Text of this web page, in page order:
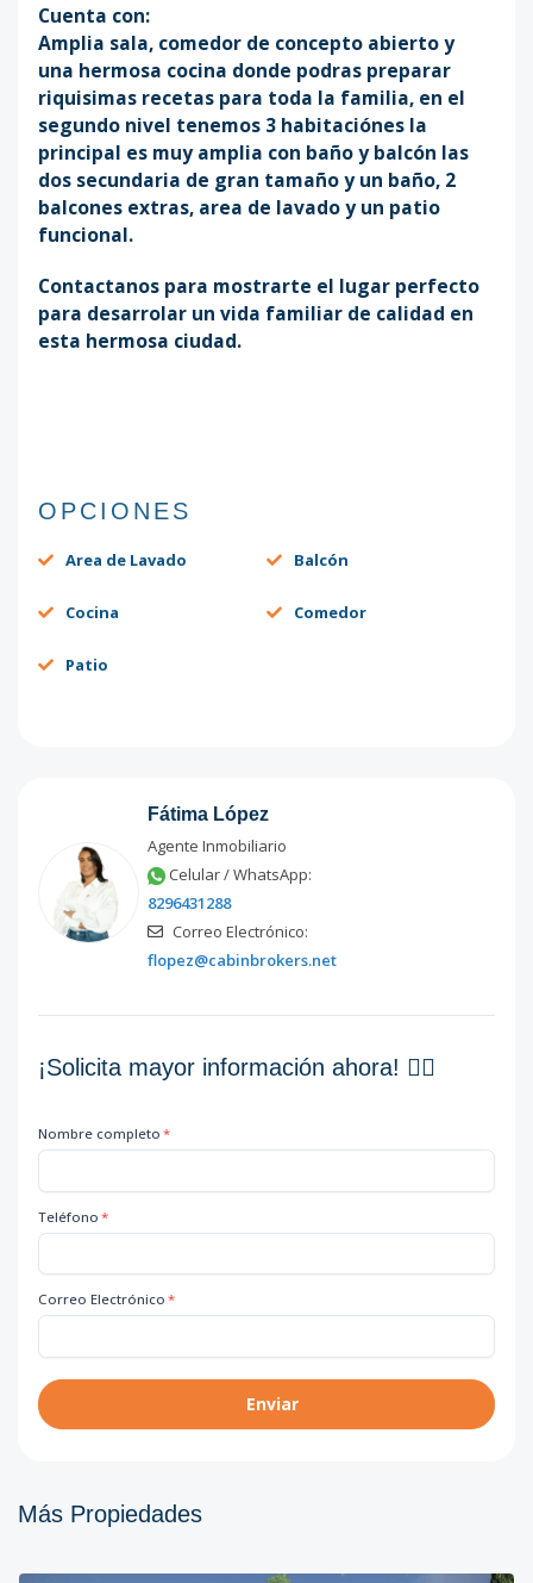
Cuenta con:
Amplia sala, comedor de concepto abierto y
una hermosa cocina donde podras preparar
riquisimas recetas para toda la familia, en el
segundo nivel tenemos 3 habitaciónes la
principal es muy amplia con baño y balcón las
dos secundaria de gran tamaño y un baño, 2
balcones extras, area de lavado y un patio
funcional.
Contactanos para mostrarte el lugar perfecto
para desarrolar un vida familiar de calidad en
esta hermosa ciudad.
OPCIONES
Area de Lavado Balcón
Cocina Comedor
Patio
Fátima López
Agente Inmobiliario
Celular / WhatsApp:
8296431288
Correo Electrónico:
flopez@cabinbrokers.net
¡Solicita mayor información ahora! 👇🏽
Nombre completo *
Teléfono *
Correo Electrónico *
Enviar
Más Propiedades